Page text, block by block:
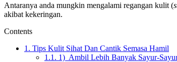
Antaranya anda mungkin mengalami regangan kulit (
akibat kekeringan.
Contents
1. Tips Kulit Sihat Dan Cantik Semasa Hamil
1.1. 1) Ambil Lebih Banyak Sayur-